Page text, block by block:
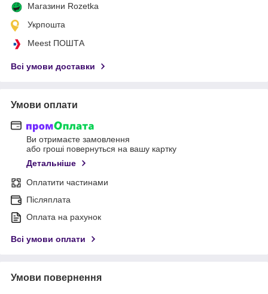
Магазини Rozetka
Укрпошта
Meest ПОШТА
Всі умови доставки
Умови оплати
Ви отримаєте замовлення
або гроші повернуться на вашу картку
Детальніше
Оплатити частинами
Післяплата
Оплата на рахунок
Всі умови оплати
Умови повернення